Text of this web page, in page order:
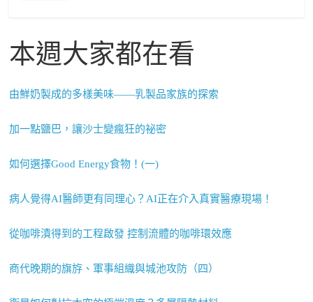
本週大家都在看
由鮮奶製成的多樣美味——乳製品家族的探索
加一點鹽巴，讓沙士變瘋狂的祕密
如何選擇Good Energy食物！(一)
病人覺得AI醫師更有同理心？AI正在介入真實醫療現場！
從咖啡漬得到的工程啟發 控制流體的咖啡環效應
商代晚期的旗斿、軍事組織與城池攻防（四）